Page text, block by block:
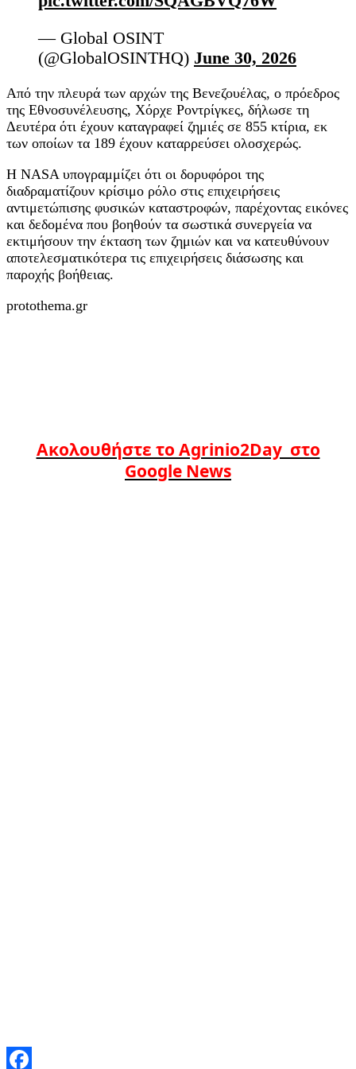
— Global OSINT
(@GlobalOSINTHQ) June 30, 2026
Από την πλευρά των αρχών της Βενεζουέλας, ο πρόεδρος
της Εθνοσυνέλευσης, Χόρχε Ροντρίγκες, δήλωσε τη
Δευτέρα ότι έχουν καταγραφεί ζημιές σε 855 κτίρια, εκ
των οποίων τα 189 έχουν καταρρεύσει ολοσχερώς.
Η NASA υπογραμμίζει ότι οι δορυφόροι της
διαδραματίζουν κρίσιμο ρόλο στις επιχειρήσεις
αντιμετώπισης φυσικών καταστροφών, παρέχοντας εικόνες
και δεδομένα που βοηθούν τα σωστικά συνεργεία να
εκτιμήσουν την έκταση των ζημιών και να κατευθύνουν
αποτελεσματικότερα τις επιχειρήσεις διάσωσης και
παροχής βοήθειας.
protothema.gr
Ακολουθήστε το Agrinio2Day στο
Google News